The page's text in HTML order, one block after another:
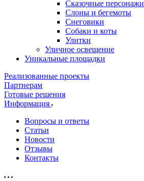
Сказочные персонажи
Слоны и бегемоты
Снеговики
Собаки и коты
Улитки
Уличное освещение
Уникальные площадки
Реализованные проекты
Партнерам
Готовые решения
Информация
Вопросы и ответы
Статьи
Новости
Отзывы
Контакты